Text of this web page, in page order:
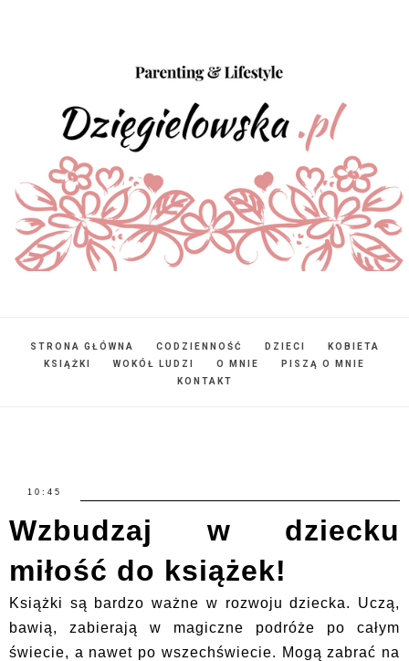
STRONA GŁÓWNA CODZIENNOŚĆ DZIECI
KOBIETA
KSIĄŻKI
WOKÓŁ LUDZI O MNIE
PISZĄ O MNIE
KONTAKT
10:45
Wzbudzaj w dziecku
miłość do książek!
Książki są bardzo ważne w rozwoju dziecka. Uczą,
bawią, zabierają w magiczne podróże po całym
świecie, a nawet po wszechświecie. Mogą zabrać na